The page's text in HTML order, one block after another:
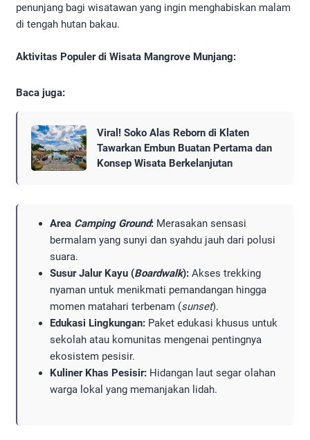
penunjang bagi wisatawan yang ingin menghabiskan malam
di tengah hutan bakau.
Aktivitas Populer di Wisata Mangrove Munjang:
Baca juga:
Viral! Soko Alas Reborn di Klaten
Tawarkan Embun Buatan Pertama dan
Konsep Wisata Berkelanjutan
Area Camping Ground: Merasakan sensasi
bermalam yang sunyi dan syahdu jauh dari polusi
suara.
Susur Jalur Kayu (Boardwalk): Akses trekking
nyaman untuk menikmati pemandangan hingga
momen matahari terbenam (sunset).
Edukasi Lingkungan: Paket edukasi khusus untuk
sekolah atau komunitas mengenai pentingnya
ekosistem pesisir.
Kuliner Khas Pesisir: Hidangan laut segar olahan
warga lokal yang memanjakan lidah.